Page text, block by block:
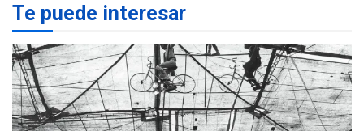
3
Mariño fortalece capacidad
operativa con flota
vehicular de 60 unidades
adquiridas en un año de
gestión
Te puede interesar